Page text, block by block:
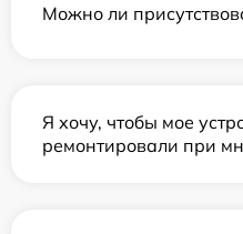
Можно ли
Я хочу, чтобы мое
ремонтировали при